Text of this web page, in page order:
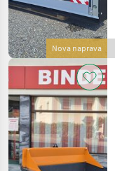
Nova naprava